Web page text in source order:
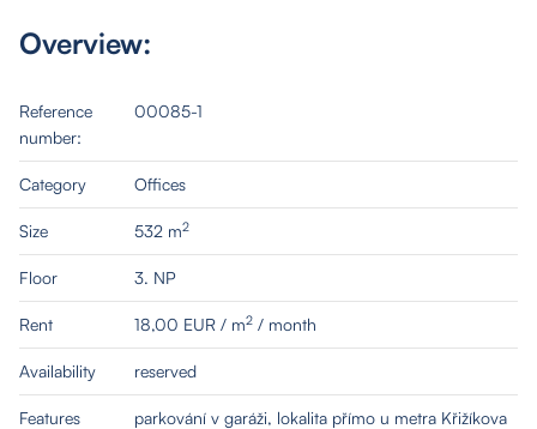
Overview:
Reference
number:
00085-1
Category Offices
Size 532 m2
Floor 3. NP
Rent 18,00 EUR / m2 / month
Availability reserved
Features parkování v garáži, lokalita přímo u metra Křižíkova